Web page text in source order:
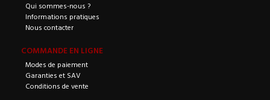
Qui sommes-nous ?
Informations pratiques
Nous contacter
COMMANDE EN LIGNE
Modes de paiement
Garanties et SAV
Conditions de vente